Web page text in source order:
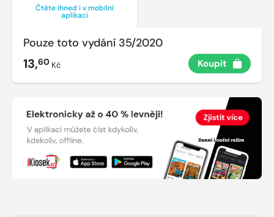
Čtěte ihned i v mobilní
aplikaci
Pouze toto vydání 35/2020
13,60 Kč Koupit